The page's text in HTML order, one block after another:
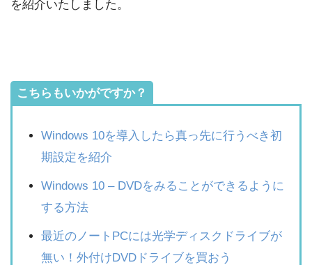
を紹介いたしました。
こちらもいかがですか？
Windows 10を導入したら真っ先に行うべき初
期設定を紹介
Windows 10 – DVDをみることができるように
する方法
最近のノートPCには光学ディスクドライブが
無い！外付けDVDドライブを買おう